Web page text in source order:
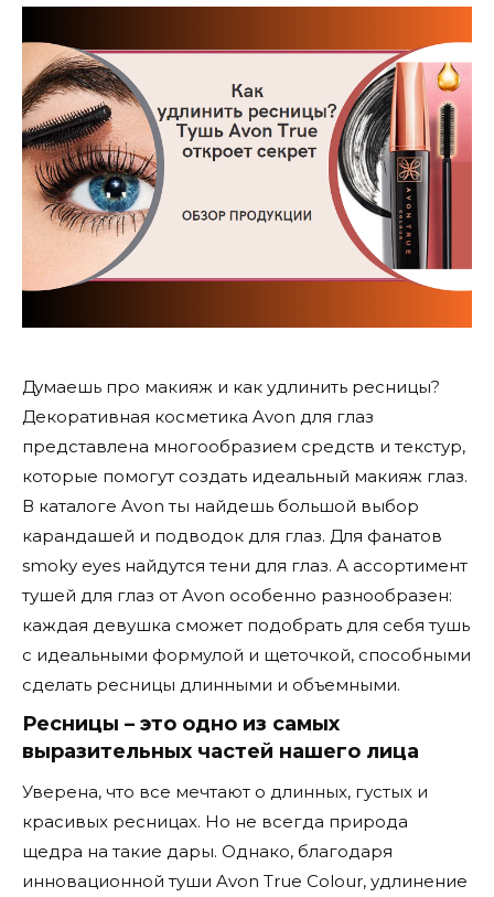
Думаешь про макияж и как удлинить ресницы?
Декоративная косметика Avon для глаз
представлена многообразием средств и текстур,
которые помогут создать идеальный макияж глаз.
В каталоге Avon ты найдешь большой выбор
карандашей и подводок для глаз. Для фанатов
smoky eyes найдутся тени для глаз. А ассортимент
тушей для глаз от Avon особенно разнообразен:
каждая девушка сможет подобрать для себя тушь
с идеальными формулой и щеточкой, способными
сделать ресницы длинными и объемными.
Ресницы – это одно из самых
выразительных частей нашего лица
Уверена, что все мечтают о длинных, густых и
красивых ресницах. Но не всегда природа
щедра на такие дары. Однако, благодаря
инновационной туши Avon True Colour, удлинение